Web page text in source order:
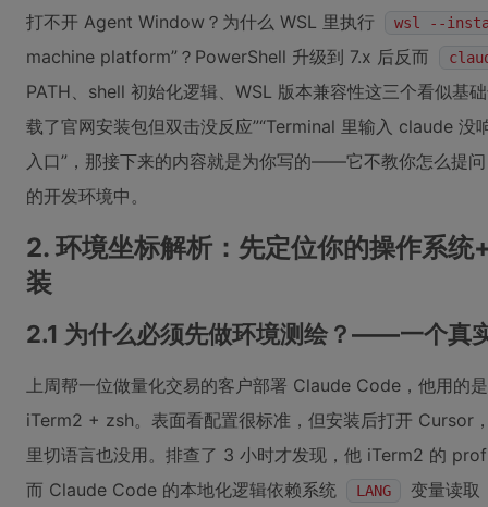
打不开 Agent Window？为什么 WSL 里执行
wsl --
machine platform”？PowerShell 升级到 7.x 后反而
PATH、shell 初始化逻辑、WSL 版本兼容性这三个看似基
载了官网安装包但双击没反应”“Terminal 里输入 claude 没
入口”，那接下来的内容就是为你写的——它不教你怎么提
的开发环境中。
2. 环境坐标解析：先定位你的操作系
装
2.1 为什么必须先做环境测绘？——一个真
上周帮一位做量化交易的客户部署 Claude Code，他用的
iTerm2 + zsh。表面看配置很标准，但安装后打开 Cursor
里切语言也没用。排查了 3 小时才发现，他 iTerm2 的
而 Claude Code 的本地化逻辑依赖系统
LANG
变量读取